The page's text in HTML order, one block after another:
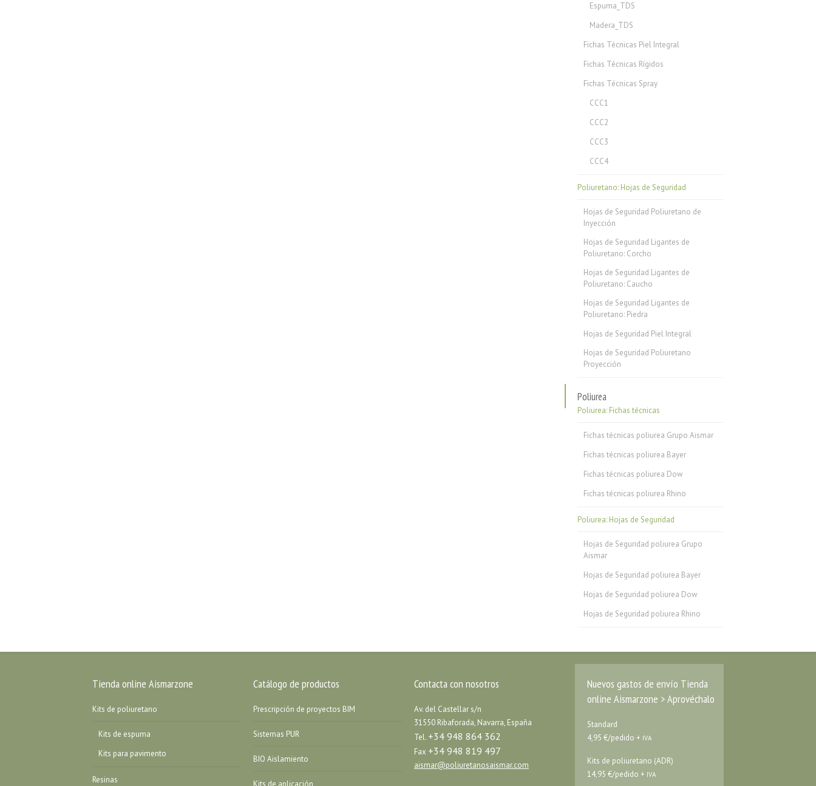
Espuma_TDS
Madera_TDS
Fichas Técnicas Piel Integral
Fichas Técnicas Rígidos
Fichas Técnicas Spray
CCC1
CCC2
CCC3
CCC4
Poliuretano: Hojas de Seguridad
Hojas de Seguridad Poliuretano de
Inyección
Hojas de Seguridad Ligantes de
Poliuretano: Corcho
Hojas de Seguridad Ligantes de
Poliuretano: Caucho
Hojas de Seguridad Ligantes de
Poliuretano: Piedra
Hojas de Seguridad Piel Integral
Hojas de Seguridad Poliuretano
Proyección
Poliurea
Poliurea: Fichas técnicas
Fichas técnicas poliurea Grupo Aismar
Fichas técnicas poliurea Bayer
Fichas técnicas poliurea Dow
Fichas técnicas poliurea Rhino
Poliurea: Hojas de Seguridad
Hojas de Seguridad poliurea Grupo
Aismar
Hojas de Seguridad poliurea Bayer
Hojas de Seguridad poliurea Dow
Hojas de Seguridad poliurea Rhino
Tienda online Aismarzone
Kits de poliuretano
Kits de espuma
Kits para pavimento
Resinas
Catálogo de productos
Prescripción de proyectos BIM
Sistemas PUR
BIO Aislamiento
Kits de aplicación
Contacta con nosotros
Av. del Castellar s/n
31550 Ribaforada, Navarra, España
Tel. +34 948 864 362
Fax +34 948 819 497
aismar@poliuretanosaismar.com
Nuevos gastos de envío Tienda
online Aismarzone > Aprovéchalo
Standard
4,95 €/pedido + IVA
Kits de poliuretano (ADR)
14,95 €/pedido + IVA